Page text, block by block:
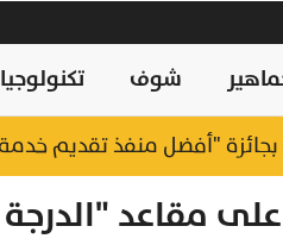
شوف تكنولوجيا
مقاعد "الدرجة